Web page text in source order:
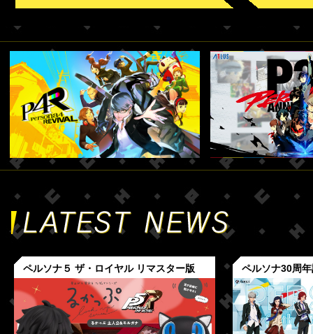
ペルソナ５ ザ・ロイヤル リマスター版 ペルソナ30周